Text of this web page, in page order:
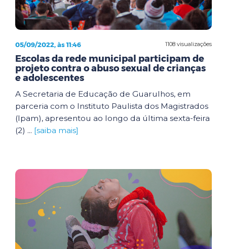
1108 visualizações
05/09/2022, às 11:46
Escolas da rede municipal participam de
projeto contra o abuso sexual de crianças
e adolescentes
A Secretaria de Educação de Guarulhos, em
parceria com o Instituto Paulista dos Magistrados
(Ipam), apresentou ao longo da última sexta-feira
(2) ... [saiba mais]